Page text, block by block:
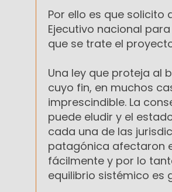
Por ello es que solicito
Ejecutivo nacional
que se trate el
Una ley que proteja al
cuyo fin, en muchos
imprescindible. La
puede eludir y el
cada una de las
patagónica afectaron
fácilmente y por lo
equilibrio sistémico es